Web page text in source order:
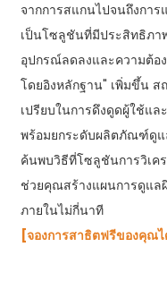
จากการสแกนไปจนถึงกา
เป็นโซลูชันที่มีประสิทธิภา
อุปกรณ์ลดลงและความต้อ
โดยอิงหลักฐาน" เพิ่มขึ้น ส
เปรียบในการดึงดูดผู้ใช้แล
พร้อมยกระดับผลิตภัณฑ์ดู
ค้นพบวิธีที่โซลูชันการวิเค
ช่วยคุณสร้างแผนการดูแล
ภายในไม่กี่นาที
[จองการสาธิตฟรีของคุณ